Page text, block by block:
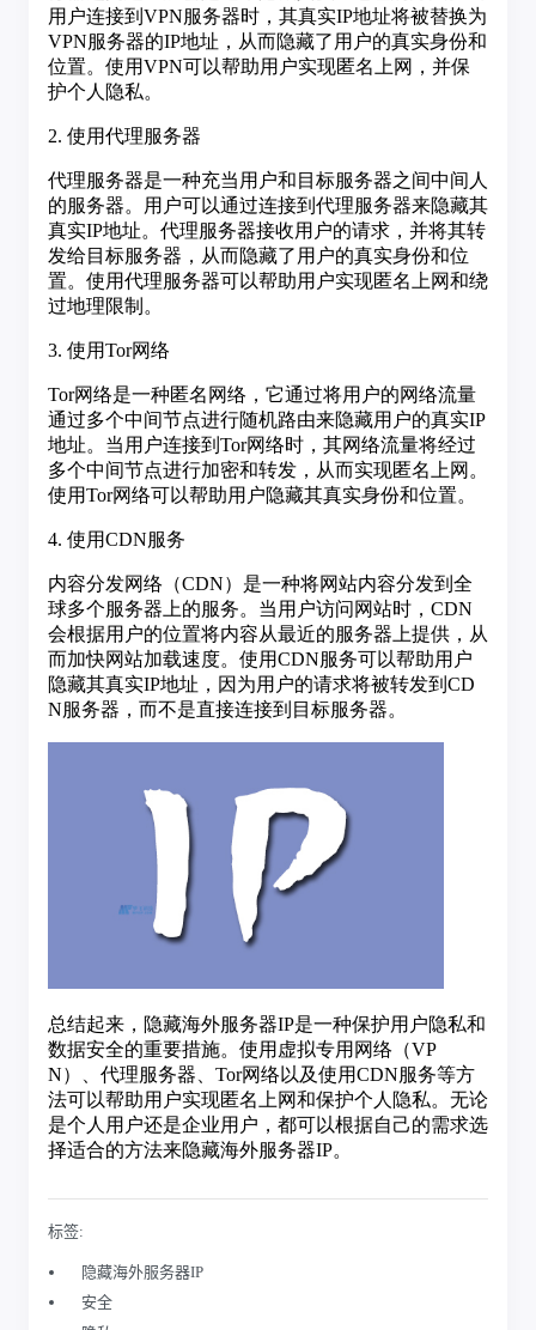
标签:
隐藏海外服务器IP
安全